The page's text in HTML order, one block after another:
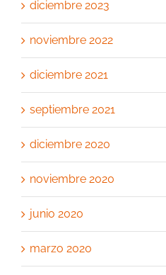
diciembre 2023
noviembre 2022
diciembre 2021
septiembre 2021
diciembre 2020
noviembre 2020
junio 2020
marzo 2020